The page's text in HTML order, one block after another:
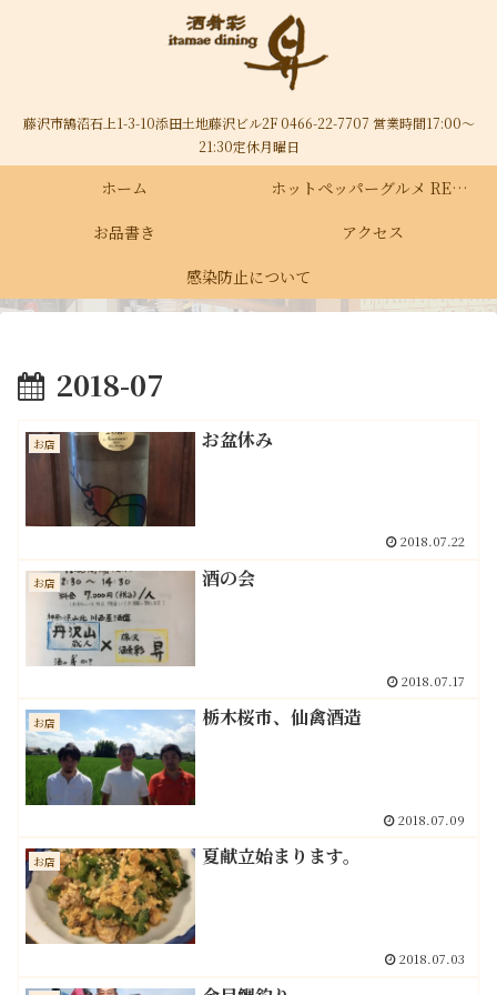
藤沢市鵠沼石上1-3-10添田土地藤沢ビル2F 0466-22-7707 営業時間17:00～
21:30定休月曜日
ホーム
ホットペッパーグルメ RECRUIT
お品書き
アクセス
感染防止について
2018-07
お店 お盆休み
2018.07.22
お店 酒の会
2018.07.17
お店 栃木桜市、仙禽酒造
2018.07.09
お店 夏献立始まります。
2018.07.03